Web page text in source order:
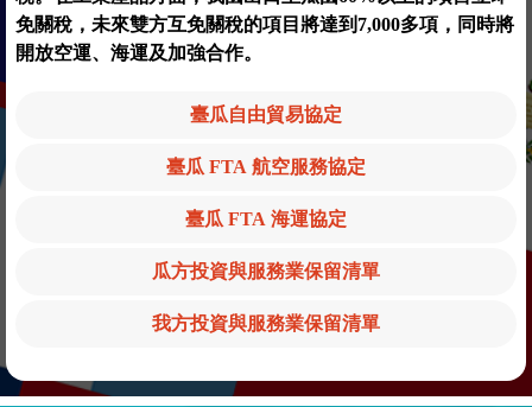
免關稅，未來雙方互免關稅的項目將達到7,000多項，同時將
開放空運、海運及加強合作。
臺瓜自由貿易協定
臺瓜 FTA 航空服務協定
臺瓜 FTA 海運協定
瓜方投資與服務業保留清單
我方投資與服務業保留清單